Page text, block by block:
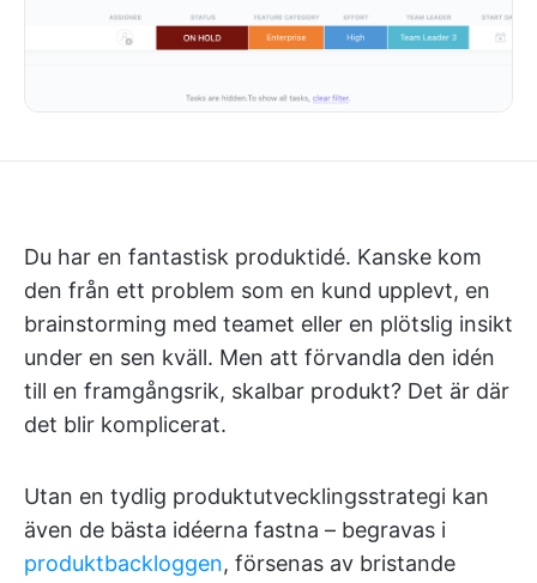
Du har en fantastisk produktidé. Kanske kom
den från ett problem som en kund upplevt, en
brainstorming med teamet eller en plötslig insikt
under en sen kväll. Men att förvandla den idén
till en framgångsrik, skalbar produkt? Det är där
det blir komplicerat.
Utan en tydlig produktutvecklingsstrategi kan
även de bästa idéerna fastna – begravas i
produktbackloggen, försenas av bristande